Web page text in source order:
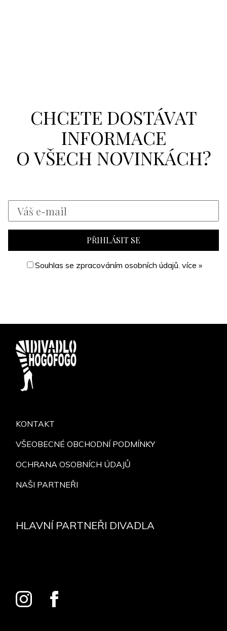
CHCETE DOSTÁVAT
INFORMACE
O VŠECH NOVINKÁCH?
Souhlas se zpracováním osobních údajů. více »
KONTAKT
VŠEOBECNÉ OBCHODNÍ PODMÍNKY
OCHRANA OSOBNÍCH ÚDAJŮ
NAŠI PARTNEŘI
HLAVNÍ PARTNEŘI DIVADLA